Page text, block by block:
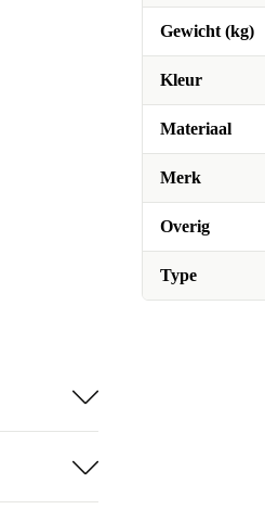
Gewicht (kg)
Kleur
Materiaal
Merk
Overig
Type